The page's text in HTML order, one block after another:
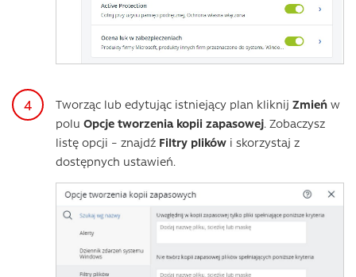
Tworząc lub edytując istniejący plan kliknij Zmień w
polu Opcje tworzenia kopii zapasowej. Zobaczysz
listę opcji – znajdź Filtry plików i skorzystaj z
dostępnych ustawień.